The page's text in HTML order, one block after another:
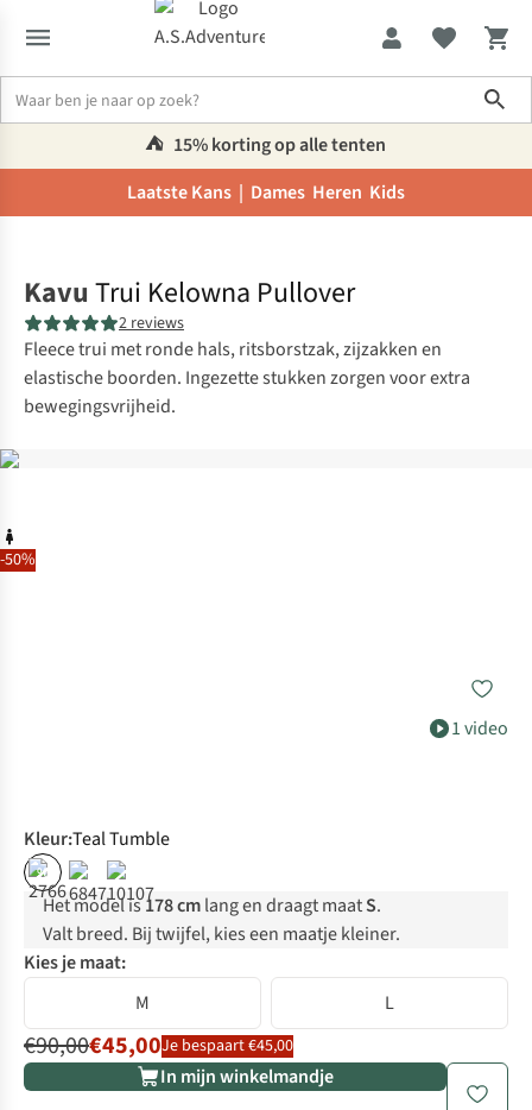
⛺️ 15% korting op alle tenten
Laatste Kans | Dames Heren Kids
-50%
1 video
Kavu Trui Kelowna Pullover
2 reviews
Fleece trui met ronde hals, ritsborstzak, zijzakken en
elastische boorden. Ingezette stukken zorgen voor extra
bewegingsvrijheid.
Kleur:Teal Tumble
%
Het model is178 cmlang en draagt maatS.
Valt breed. Bij twijfel, kies een maatje kleiner.
Kies je maat:
M
L
€90,00€45,00Je bespaart €45,00
In mijn winkelmandje